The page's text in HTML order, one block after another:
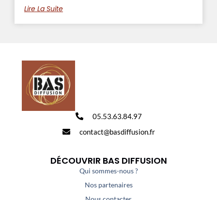
Lire La Suite
05.53.63.84.97
contact@basdiffusion.fr
DÉCOUVRIR BAS DIFFUSION
Qui sommes-nous ?
Nos partenaires